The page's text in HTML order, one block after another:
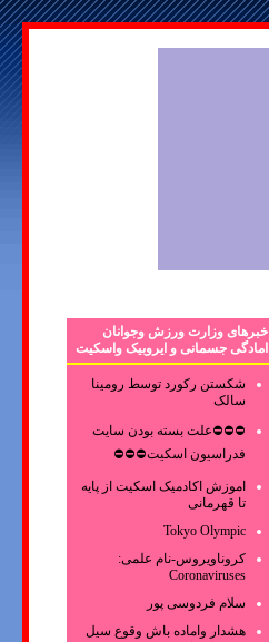
خبرهای وزارت ورزش وجوانان
امادگی جسمانی و ایروبیک واسکیت
شکستن رکورد توسط رومینا
سالک
⛔⛔⛔علت بسته بودن سایت
فدراسیون اسکیت⛔⛔⛔
اموزش اکادمیک اسکیت از پایه
تا قهرمانی
Tokyo Olympic
کروناویروس‌-نام علمی:
Coronaviruses
سلام فردوسی پور
هشدار واماده باش وقوع سیل